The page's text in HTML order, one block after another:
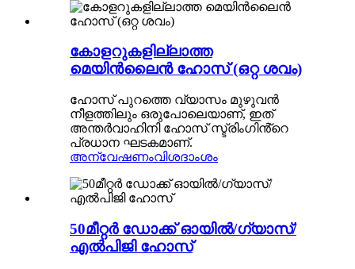
കോളറുകളില്ലാത്ത
മെയിൻലൈൻ ഹോസ് (ഒറ്റ ശവം)
ഹോസ് പുറത്തെ വ്യാസം മുഴുവൻ
നീളത്തിലും ഒരുപോലെയാണ്, ഇത്
അന്തർവാഹിനി ഹോസ് സ്ട്രിംഗിൻ്റെ
പ്രധാന ഘടകമാണ്.
അന്വേഷണംവിശദാംശം
50മീറ്റർ ഡോക്ക് ഓയിൽ/ഗ്യാസ്/
എൽപിജി ഹോസ്